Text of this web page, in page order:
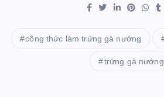
công thức làm trứng gà nướng
trứng gà nướng